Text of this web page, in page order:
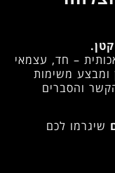
– חד, עצמאי
ומבצע משימות
והסברים
שיגרמו לכם